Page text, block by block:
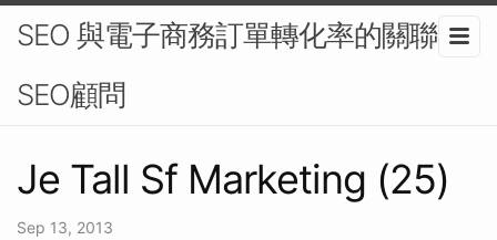
SEO 與電子商務訂單轉化率的關聯-
SEO顧問
Je Tall Sf Marketing (25)
Sep 13, 2013